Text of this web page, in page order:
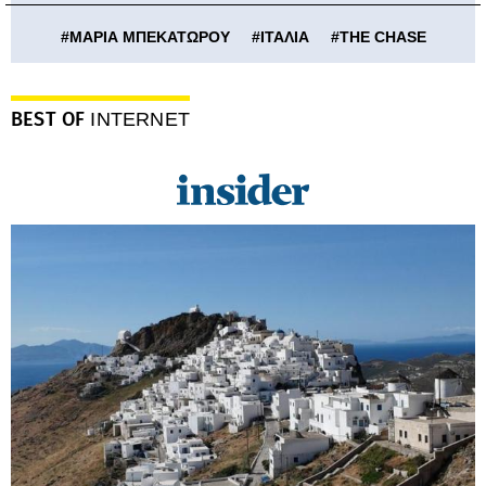
#ΜΑΡΙΑ ΜΠΕΚΑΤΩΡΟΥ #ΙΤΑΛΙΑ #THE CHASE
BEST OF INTERNET